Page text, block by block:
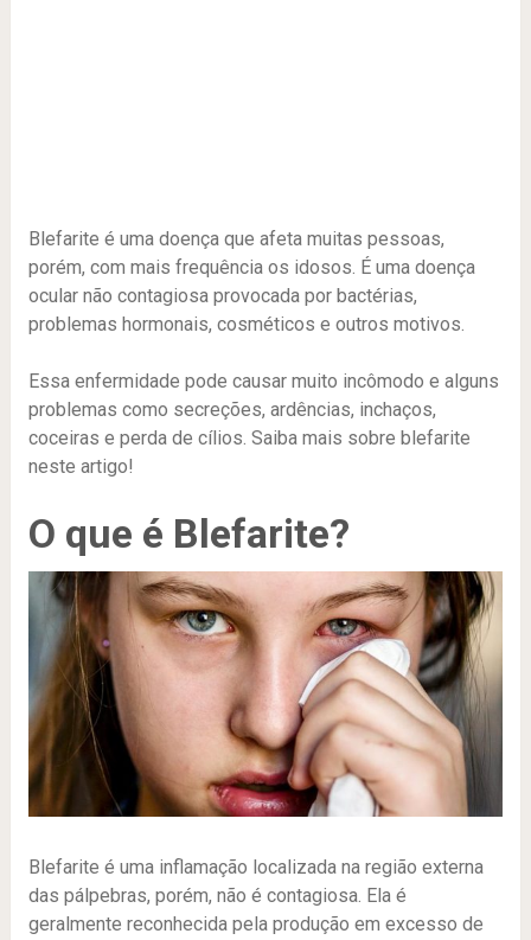
Blefarite é uma doença que afeta muitas pessoas,
porém, com mais frequência os idosos. É uma doença
ocular não contagiosa provocada por bactérias,
problemas hormonais, cosméticos e outros motivos.
Essa enfermidade pode causar muito incômodo e alguns
problemas como secreções, ardências, inchaços,
coceiras e perda de cílios. Saiba mais sobre blefarite
neste artigo!
O que é Blefarite?
Blefarite é uma inflamação localizada na região externa
das pálpebras, porém, não é contagiosa. Ela é
geralmente reconhecida pela produção em excesso de